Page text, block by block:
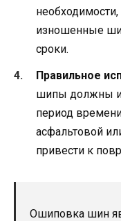
изношенные
сроки.
Правильное
шипы должны
период
асфальтовой
привести к
Ошиповка шин